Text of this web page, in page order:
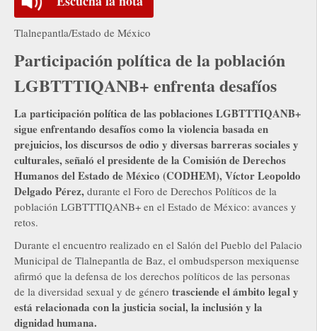
Tlalnepantla/Estado de México
Participación política de la población
LGBTTTIQANB+ enfrenta desafíos
La participación política de las poblaciones LGBTTTIQANB+
sigue enfrentando desafíos como la violencia basada en
prejuicios, los discursos de odio y diversas barreras sociales y
culturales, señaló el presidente de la Comisión de Derechos
Humanos del Estado de México (CODHEM), Víctor Leopoldo
Delgado Pérez, durante el Foro de Derechos Políticos de la
población LGBTTTIQANB+ en el Estado de México: avances y
retos.
Durante el encuentro realizado en el Salón del Pueblo del Palacio
Municipal de Tlalnepantla de Baz, el ombudsperson mexiquense
afirmó que la defensa de los derechos políticos de las personas
de la diversidad sexual y de género trasciende el ámbito legal y
está relacionada con la justicia social, la inclusión y la
dignidad humana.